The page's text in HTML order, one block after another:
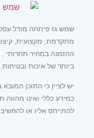
שמש גז פיתחה מודל
מתקדמת, מקצועית,
ההזמנה במחיר תחרותי
ביותר של איכות ובטיחות.
יש לציין כי התוכן
כמידע כללי ואינו מהווה
להתייחס אליו או